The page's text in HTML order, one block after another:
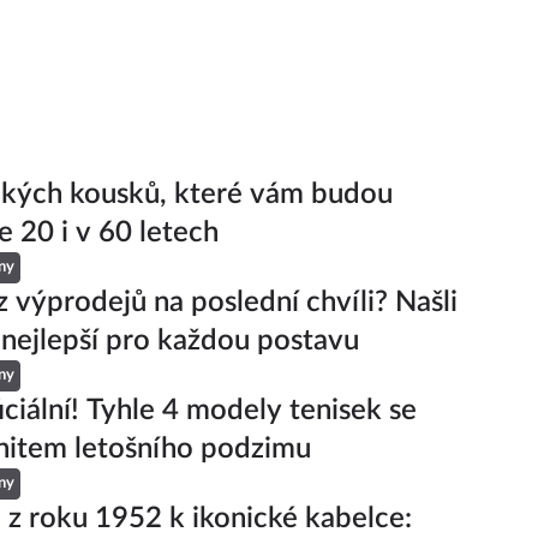
kousků, které vám budou
20 i v 60 letech
výprodejů na poslední chvíli? Našli
pro každou postavu
Tyhle 4 modely tenisek se
letošního podzimu
z roku 1952 k ikonické kabelce: